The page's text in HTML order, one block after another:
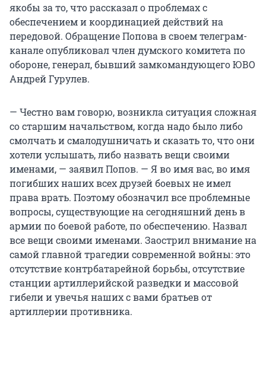
якобы за то, что рассказал о проблемах с
обеспечением и координацией действий на
передовой. Обращение Попова в своем телеграм-
канале опубликовал член думского комитета по
обороне, генерал, бывший замкомандующего ЮВО
Андрей Гурулев.
— Честно вам говорю, возникла ситуация сложная
со старшим начальством, когда надо было либо
смолчать и смалодушничать и сказать то, что они
хотели услышать, либо назвать вещи своими
именами, — заявил Попов. — Я во имя вас, во имя
погибших наших всех друзей боевых не имел
права врать. Поэтому обозначил все проблемные
вопросы, существующие на сегодняшний день в
армии по боевой работе, по обеспечению. Назвал
все вещи своими именами. Заострил внимание на
самой главной трагедии современной войны: это
отсутствие контрбатарейной борьбы, отсутствие
станции артиллерийской разведки и массовой
гибели и увечья наших с вами братьев от
артиллерии противника.